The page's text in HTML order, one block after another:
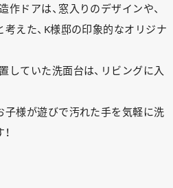
ドアは、窓入りのデザインや、
えた、K様邸の印象的なオリジナ
していた洗面台は、リビングに入
子様が遊びで汚れた手を気軽に洗